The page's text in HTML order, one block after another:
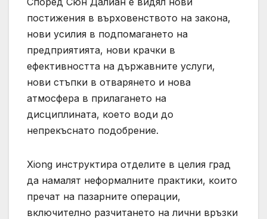
постижения в върховенството на закона,
нови усилия в подпомагането на
предприятията, нови крачки в
ефективността на държавните услуги,
нови стъпки в отварянето и нова
атмосфера в прилагането на
дисциплината, което води до
непрекъснато подобрение.
Xiong инструктира отделите в целия град
да намалят неформалните практики, които
пречат на пазарните операции,
включително разчитането на лични връзки